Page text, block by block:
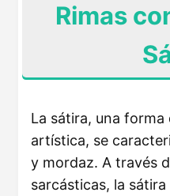
Rimas
La sátira, una
artística, se
y mordaz. A través
sarcásticas, la